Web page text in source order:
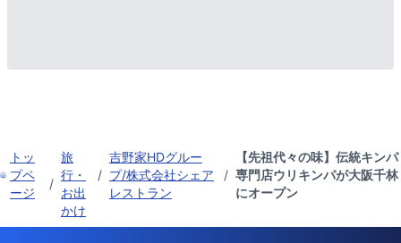
トッ
プペ
ージ
/
旅
行・
お出
かけ
/
吉野家HDグルー
プ/株式会社シェア
レストラン
/
【先祖代々の味】伝統キンパ
専門店ウリキンパが大阪千林
にオープン